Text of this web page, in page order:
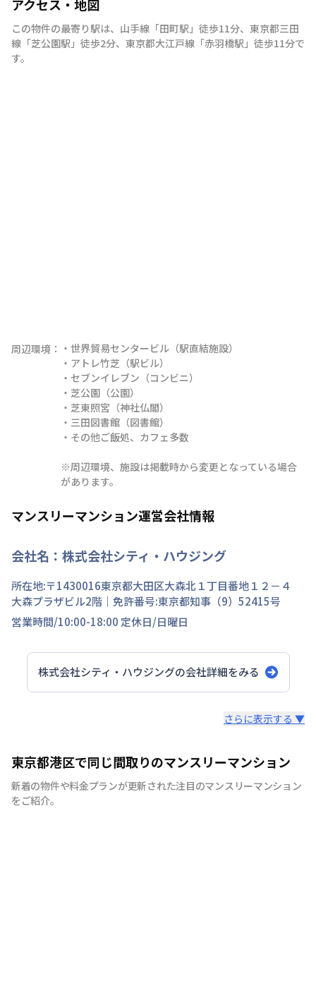
アクセス・地図
この物件の最寄り駅は、 山手線 「田町駅 」 徒歩11分、 東京都三田
線 「芝公園駅 」 徒歩2分、 東京都大江戸線 「赤羽橋駅 」 徒歩11分で
す。
周辺環境： ・世界貿易センタービル（駅直結施設）
・アトレ竹芝（駅ビル）
・セブンイレブン（コンビニ）
・芝公園（公園）
・芝東照宮（神社仏閣）
・三田図書館（図書館）
・その他ご飯処、カフェ多数
※周辺環境、施設は掲載時から変更となっている場合
があります。
マンスリーマンション運営会社情報
会社名： 株式会社シティ・ハウジング
所在地:〒1430016東京都大田区大森北１丁目番地１２－４
大森プラザビル2階 ｜免許番号:東京都知事（9）52415号
営業時間/10:00-18:00 定休日/日曜日
株式会社シティ・ハウジングの会社詳細をみる
シティマンスリーでは家具・家電・生活用品を90品目以上
ご用意しております。 引越しの際に、普段では見逃しそ
うな物まで全て揃えたマンスリーマンションは多くのお客
様に喜ばれています。 シティマンスリーでは、お客様が快
さらに表示する ▼
東京都港区で同じ間取りのマンスリーマンション
新着の物件や料金プランが更新された注目のマンスリーマンション
をご紹介。